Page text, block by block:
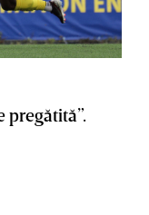
pregătită”.